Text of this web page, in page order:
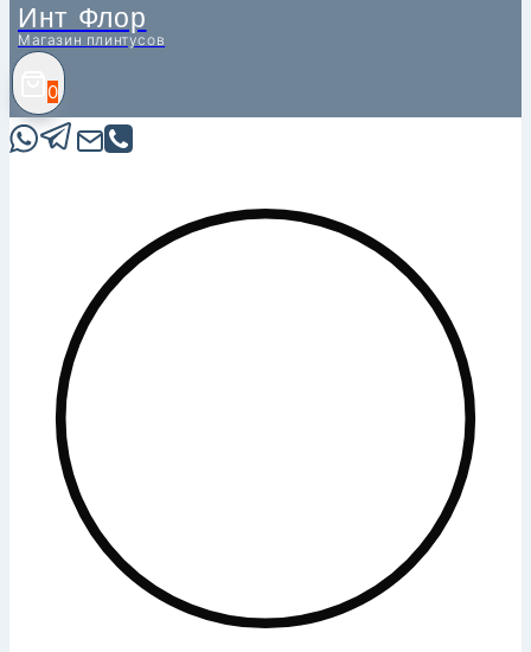
Инт Флор
Магазин плинтусов
0